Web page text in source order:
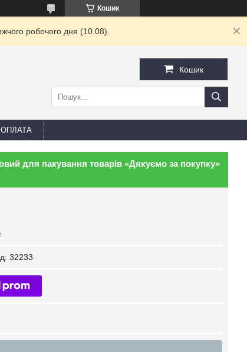
Кошик
робочого дня (10.08).
Кошик
для пакування товарів «Дякуємо за покупку»
32233